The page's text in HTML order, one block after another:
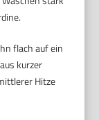
flach auf ein
kurzer
Hitze